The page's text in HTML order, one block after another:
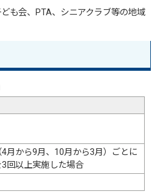
も会、PTA、シニアクラブ等の地域
4月から9月、10月から3月）ごとに
3回以上実施した場合